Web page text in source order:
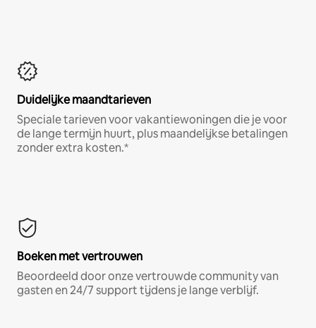
Duidelijke maandtarieven
Speciale tarieven voor vakantiewoningen die je voor
de lange termijn huurt, plus maandelijkse betalingen
zonder extra kosten.*
Boeken met vertrouwen
Beoordeeld door onze vertrouwde community van
gasten en 24/7 support tijdens je lange verblijf.